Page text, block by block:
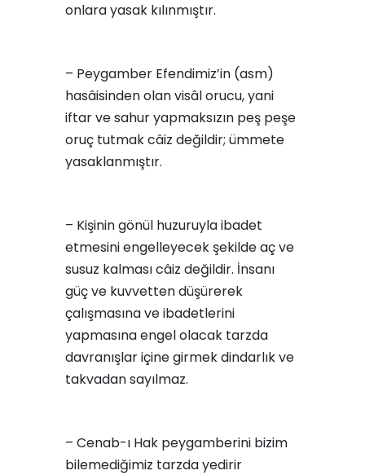
onlara yasak kılınmıştır.
– Peygamber Efendimiz’in (asm)
hasâisinden olan visâl orucu, yani
iftar ve sahur yapmaksızın peş peşe
oruç tutmak câiz değildir; ümmete
yasaklanmıştır.
– Kişinin gönül huzuruyla ibadet
etmesini engelleyecek şekilde aç ve
susuz kalması câiz değildir. İnsanı
güç ve kuvvetten düşürerek
çalışmasına ve ibadetlerini
yapmasına engel olacak tarzda
davranışlar içine girmek dindarlık ve
takvadan sayılmaz.
– Cenab-ı Hak peygamberini bizim
bilemediğimiz tarzda yedirir